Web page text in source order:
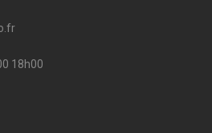
18h00